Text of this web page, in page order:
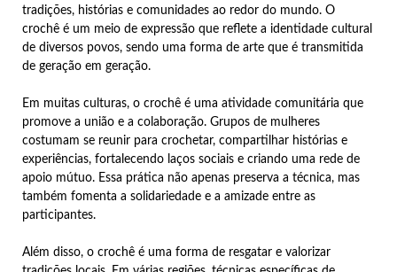
tradições, histórias e comunidades ao redor do mundo. O
crochê é um meio de expressão que reflete a identidade cultural
de diversos povos, sendo uma forma de arte que é transmitida
de geração em geração.
Em muitas culturas, o crochê é uma atividade comunitária que
promove a união e a colaboração. Grupos de mulheres
costumam se reunir para crochetar, compartilhar histórias e
experiências, fortalecendo laços sociais e criando uma rede de
apoio mútuo. Essa prática não apenas preserva a técnica, mas
também fomenta a solidariedade e a amizade entre as
participantes.
Além disso, o crochê é uma forma de resgatar e valorizar